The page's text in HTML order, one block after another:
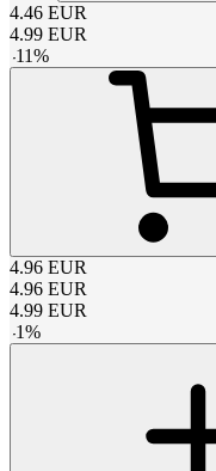
4.46 EUR
4.99 EUR
-11%
4.96 EUR
4.96 EUR
4.99 EUR
-1%